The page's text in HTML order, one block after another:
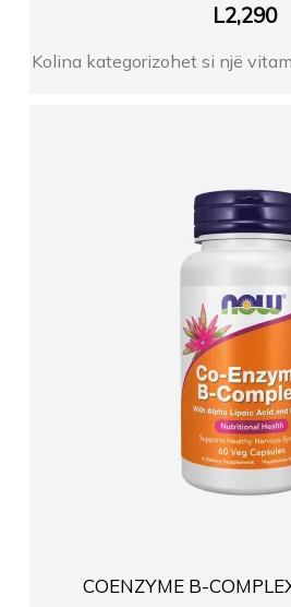
L2,290
Kolina kategorizohet si një
COENZYME B-